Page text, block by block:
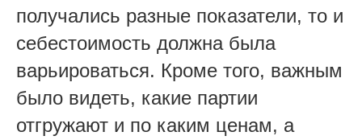
получались разные показатели, то и
себестоимость должна была
варьироваться. Кроме того, важным
было видеть, какие партии
отгружают и по каким ценам, а